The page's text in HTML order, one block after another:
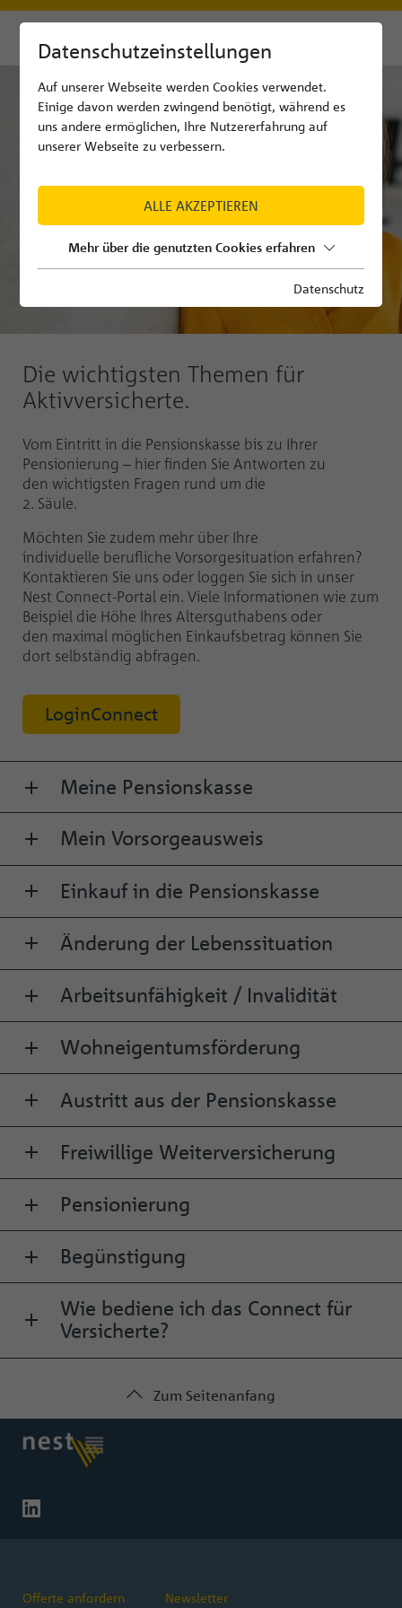
Die wichtigsten Themen für
Aktivversicherte.
Vom Eintritt in die Pensionskasse bis zu Ihrer
Pensionierung – hier finden Sie Antworten zu
den wichtigsten Fragen rund um die
2. Säule.
Möchten Sie zudem mehr über Ihre
individuelle berufliche Vorsorgesituation erfahren?
Kontaktieren Sie uns oder loggen Sie sich in unser
Nest Connect-Portal ein. Viele Informationen wie zum
Beispiel die Höhe Ihres Altersguthabens oder
den maximal möglichen Einkaufsbetrag können Sie
dort selbständig abfragen.
LoginConnect
Meine Pensionskasse
Mein Vorsorgeausweis
Einkauf in die Pensionskasse
Änderung der Lebenssituation
Arbeitsunfähigkeit / Invalidität
Wohneigentumsförderung
Austritt aus der Pensionskasse
Freiwillige Weiterversicherung
Pensionierung
Begünstigung
Wie bediene ich das Connect für
Versicherte?
Zum Seitenanfang
Offerte anfordern Newsletter
Datenschutzeinstellungen
Auf unserer Webseite werden Cookies verwendet.
Einige davon werden zwingend benötigt, während es
uns andere ermöglichen, Ihre Nutzererfahrung auf
unserer Webseite zu verbessern.
ALLE AKZEPTIEREN
Mehr über die genutzten Cookies erfahren
Datenschutz